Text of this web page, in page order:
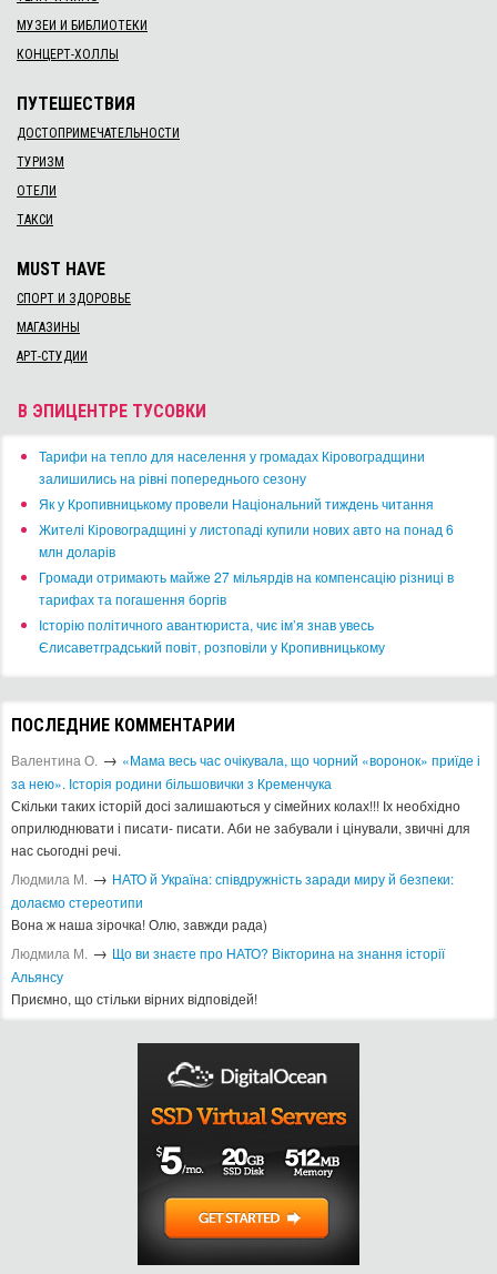
МУЗЕИ И БИБЛИОТЕКИ
КОНЦЕРТ-ХОЛЛЫ
ПУТЕШЕСТВИЯ
ДОСТОПРИМЕЧАТЕЛЬНОСТИ
ТУРИЗМ
ОТЕЛИ
ТАКСИ
MUST HAVE
СПОРТ И ЗДОРОВЬЕ
МАГАЗИНЫ
АРТ-СТУДИИ
В ЭПИЦЕНТРЕ ТУСОВКИ
​Тарифи на тепло для населення у громадах Кіровоградщини
залишились на рівні попереднього сезону
​Як у Кропивницькому провели Національний тиждень читання
​Жителі Кіровоградщині у листопаді купили нових авто на понад 6
млн доларів
​Громади отримають майже 27 мільярдів на компенсацію різниці в
тарифах та погашення боргів
Історію політичного авантюриста, чиє ім’я знав увесь
Єлисаветградський повіт, розповіли у Кропивницькому
ПОСЛЕДНИЕ КОММЕНТАРИИ
Валентина О. → «Мама весь час очікувала, що чорний «воронок» приїде і
за нею». Історія родини більшовички з Кременчука
Скільки таких історій досі залишаються у сімейних колах!!! Іх необхідно
оприлюднювати і писати- писати. Аби не забували і цінували, звичні для
нас сьогодні речі.
Людмила М. → ​НАТО й Україна: співдружність заради миру й безпеки:
долаємо стереотипи
Вона ж наша зірочка! Олю, завжди рада)
Людмила М. → Що ви знаєте про НАТО? Вікторина на знання історії
Альянсу ​
Приємно, що стільки вірних відповідей!